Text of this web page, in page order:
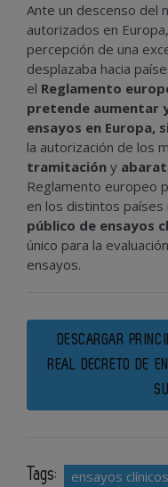
Ante un descenso del
autorizados en
percepción de una
desplazaba hacia
el Reglamento
pretende aumentar
ensayos en Europa,
la autorización de los
tramitación y
Reglamento europeo
en los distintos países
público de ensayos
único para la
ensayos.
DESCARGAR
REAL DECRETO DE
Tags: ensayos clínicos